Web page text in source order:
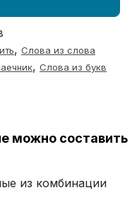
, Слова из слова
, Слова из букв
можно составить
из комбинации